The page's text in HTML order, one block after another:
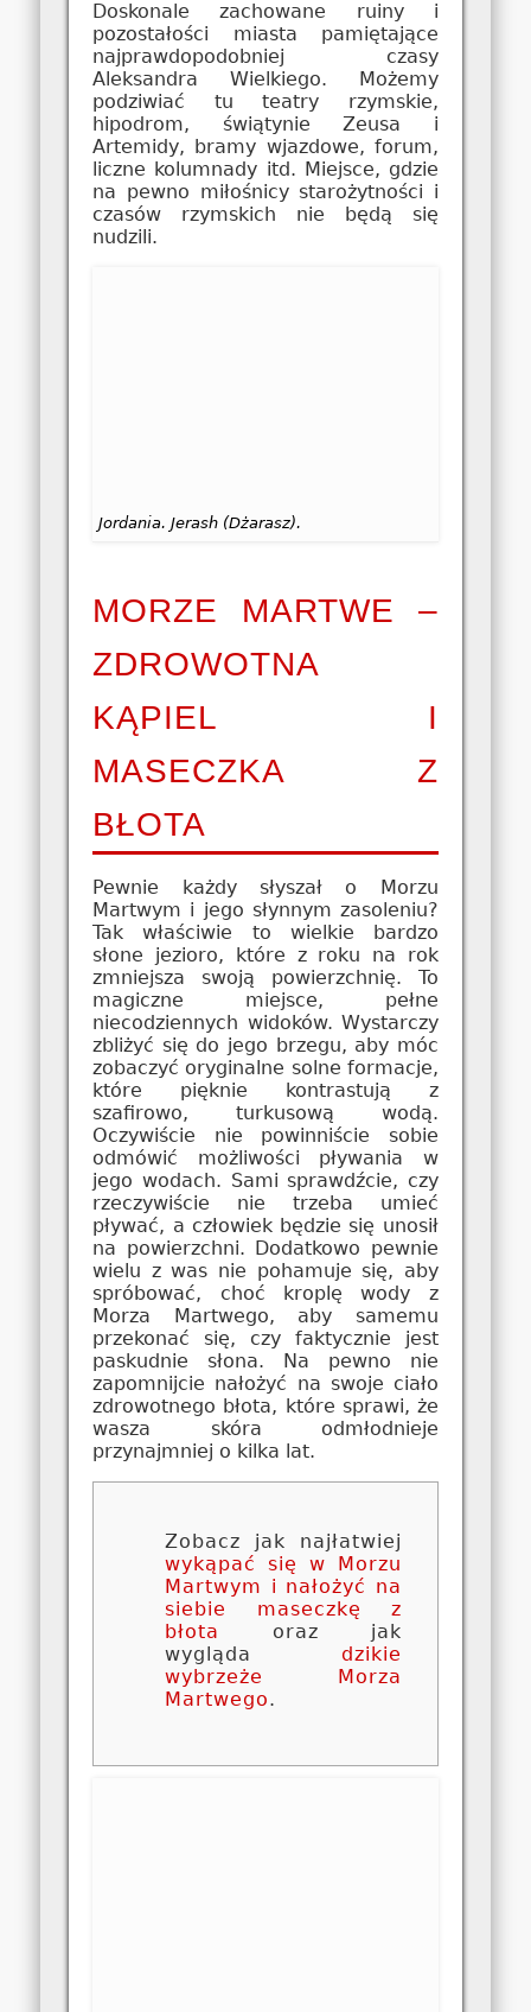
Doskonale zachowane ruiny i
pozostałości miasta pamiętające
najprawdopodobniej czasy
Aleksandra Wielkiego. Możemy
podziwiać tu teatry rzymskie,
hipodrom, świątynie Zeusa i
Artemidy, bramy wjazdowe, forum,
liczne kolumnady itd. Miejsce, gdzie
na pewno miłośnicy starożytności i
czasów rzymskich nie będą się
nudzili.
Jordania. Jerash (Dżarasz).
MORZE MARTWE –
ZDROWOTNA
KĄPIEL I
MASECZKA Z
BŁOTA
Pewnie każdy słyszał o Morzu
Martwym i jego słynnym zasoleniu?
Tak właściwie to wielkie bardzo
słone jezioro, które z roku na rok
zmniejsza swoją powierzchnię. To
magiczne miejsce, pełne
niecodziennych widoków. Wystarczy
zbliżyć się do jego brzegu, aby móc
zobaczyć oryginalne solne formacje,
które pięknie kontrastują z
szafirowo, turkusową wodą.
Oczywiście nie powinniście sobie
odmówić możliwości pływania w
jego wodach. Sami sprawdźcie, czy
rzeczywiście nie trzeba umieć
pływać, a człowiek będzie się unosił
na powierzchni. Dodatkowo pewnie
wielu z was nie pohamuje się, aby
spróbować, choć kroplę wody z
Morza Martwego, aby samemu
przekonać się, czy faktycznie jest
paskudnie słona. Na pewno nie
zapomnijcie nałożyć na swoje ciało
zdrowotnego błota, które sprawi, że
wasza skóra odmłodnieje
przynajmniej o kilka lat.
Zobacz jak najłatwiej
wykąpać się w Morzu
Martwym i nałożyć na
siebie maseczkę z
błota
oraz jak
wygląda dzikie
wybrzeże Morza
Martwego.